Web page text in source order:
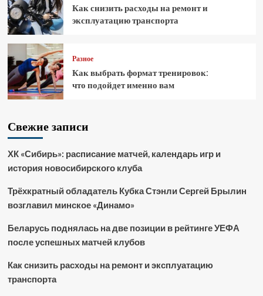
Как снизить расходы на ремонт и
эксплуатацию транспорта
Разное
Как выбрать формат тренировок:
что подойдет именно вам
Свежие записи
ХК «Сибирь»: расписание матчей, календарь игр и
история новосибирского клуба
Трёхкратный обладатель Кубка Стэнли Сергей Брылин
возглавил минское «Динамо»
Беларусь поднялась на две позиции в рейтинге УЕФА
после успешных матчей клубов
Как снизить расходы на ремонт и эксплуатацию
транспорта